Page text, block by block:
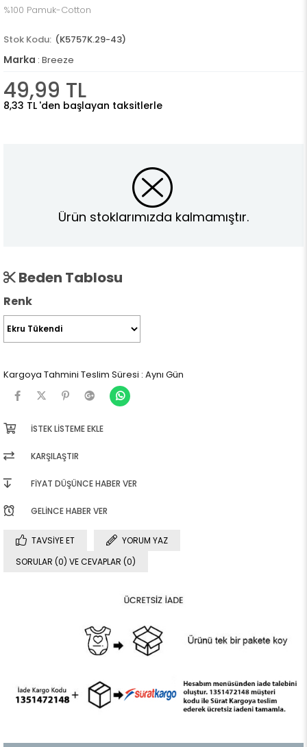
%100 Pamuk-Cotton
(K5757K.29-43)
Marka : Breeze
49,99 TL
8,33 TL 'den başlayan taksitlerle
Ürün stoklarımızda kalmamıştır.
Beden Tablosu
Renk
Kargoya Tahmini Teslim Süresi : Aynı Gün
İSTEK LISTEME EKLE
KARŞILAŞTIR
FIYAT DÜŞÜNCE HABER VER
GELINCE HABER VER
TAVSIYE ET
YORUM YAZ
SORULAR (0) VE CEVAPLAR (0)